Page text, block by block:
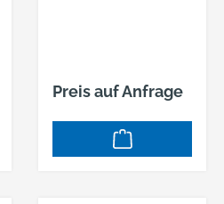
Preis auf Anfrage